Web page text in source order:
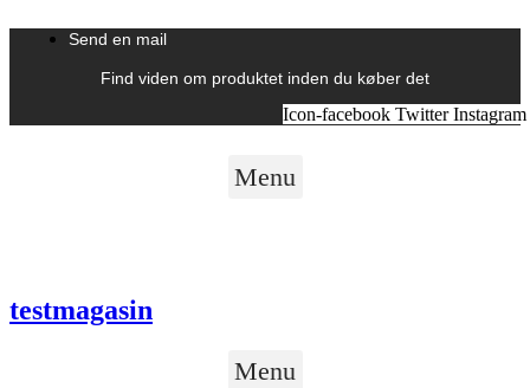
Send en mail
Find viden om produktet inden du køber det
Icon-facebook Twitter Instagram
Menu
testmagasin
Menu